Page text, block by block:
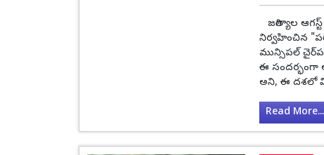
జగిత్యాల
నిర్వహించిన
మున్సిపల్
ఈ సందర్భంగా
అని, ఈ దశలో
Read More...